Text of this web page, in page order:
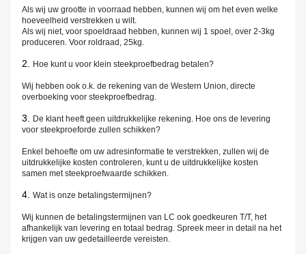
Als wij uw grootte in voorraad hebben, kunnen wij om het even welke
hoeveelheid verstrekken u wilt.
Als wij niet, voor spoeldraad hebben, kunnen wij 1 spoel, over 2-3kg
produceren. Voor roldraad, 25kg.
2. Hoe kunt u voor klein steekproefbedrag betalen?
Wij hebben ook o.k. de rekening van de Western Union, directe
overboeking voor steekproefbedrag.
3. De klant heeft geen uitdrukkelijke rekening. Hoe ons de levering
voor steekproeforde zullen schikken?
Enkel behoefte om uw adresinformatie te verstrekken, zullen wij de
uitdrukkelijke kosten controleren, kunt u de uitdrukkelijke kosten
samen met steekproefwaarde schikken.
4. Wat is onze betalingstermijnen?
Wij kunnen de betalingstermijnen van LC ook goedkeuren T/T, het
afhankelijk van levering en totaal bedrag. Spreek meer in detail na het
krijgen van uw gedetailleerde vereisten.